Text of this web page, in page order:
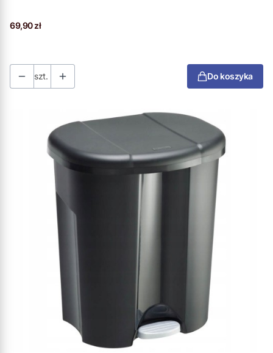
Cena
69,90 zł
szt. Do koszyka